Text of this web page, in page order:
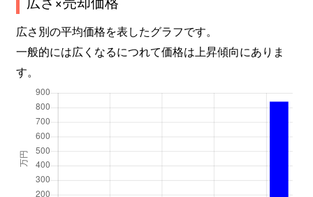
広さ別の平均価格を表したグラフです。
一般的には広くなるにつれて価格は上昇傾向にありま
す。